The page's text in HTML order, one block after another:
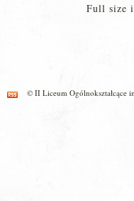
Full size
© II Liceum Ogólnokształcące